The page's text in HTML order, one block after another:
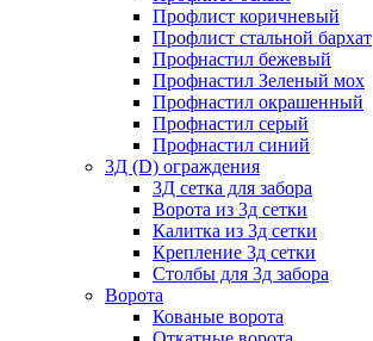
Профлист коричневый
Профлист стальной бархат
Профнастил бежевый
Профнастил Зеленый мох
Профнастил окрашенный
Профнастил серый
Профнастил синий
3Д (D) ограждения
3Д сетка для забора
Ворота из 3д сетки
Калитка из 3д сетки
Крепление 3д сетки
Столбы для 3д забора
Ворота
Кованые ворота